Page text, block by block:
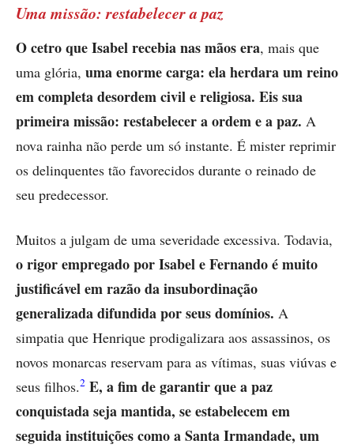
Uma missão: restabelecer a paz
O cetro que Isabel recebia nas mãos era, mais que
uma glória, uma enorme carga: ela herdara um reino
em completa desordem civil e religiosa. Eis sua
primeira missão: restabelecer a ordem e a paz. A
nova rainha não perde um só instante. É mister reprimir
os delinquentes tão favorecidos durante o reinado de
seu predecessor.
Muitos a julgam de uma severidade excessiva. Todavia,
o rigor empregado por Isabel e Fernando é muito
justificável em razão da insubordinação
generalizada difundida por seus domínios. A
simpatia que Henrique prodigalizara aos assassinos, os
novos monarcas reservam para as vítimas, suas viúvas e
seus filhos.2 E, a fim de garantir que a paz
conquistada seja mantida, se estabelecem em
seguida instituições como a Santa Irmandade, um